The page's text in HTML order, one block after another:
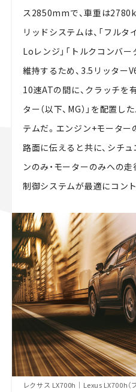
ス2850mmで、車重は
リッドシステムは、「フルタ
Loレンジ」「トルクコンバ
維持するため、3.5リッター
10速ATの間に、クラッチを
ター（以下、MG）」を配置
テムだ。エンジン+モーター
路面に伝えると共に、シチ
ンのみ・モーターのみへの
制御システムが最適にコン
レクサス LX700h｜Lexus LX700h（